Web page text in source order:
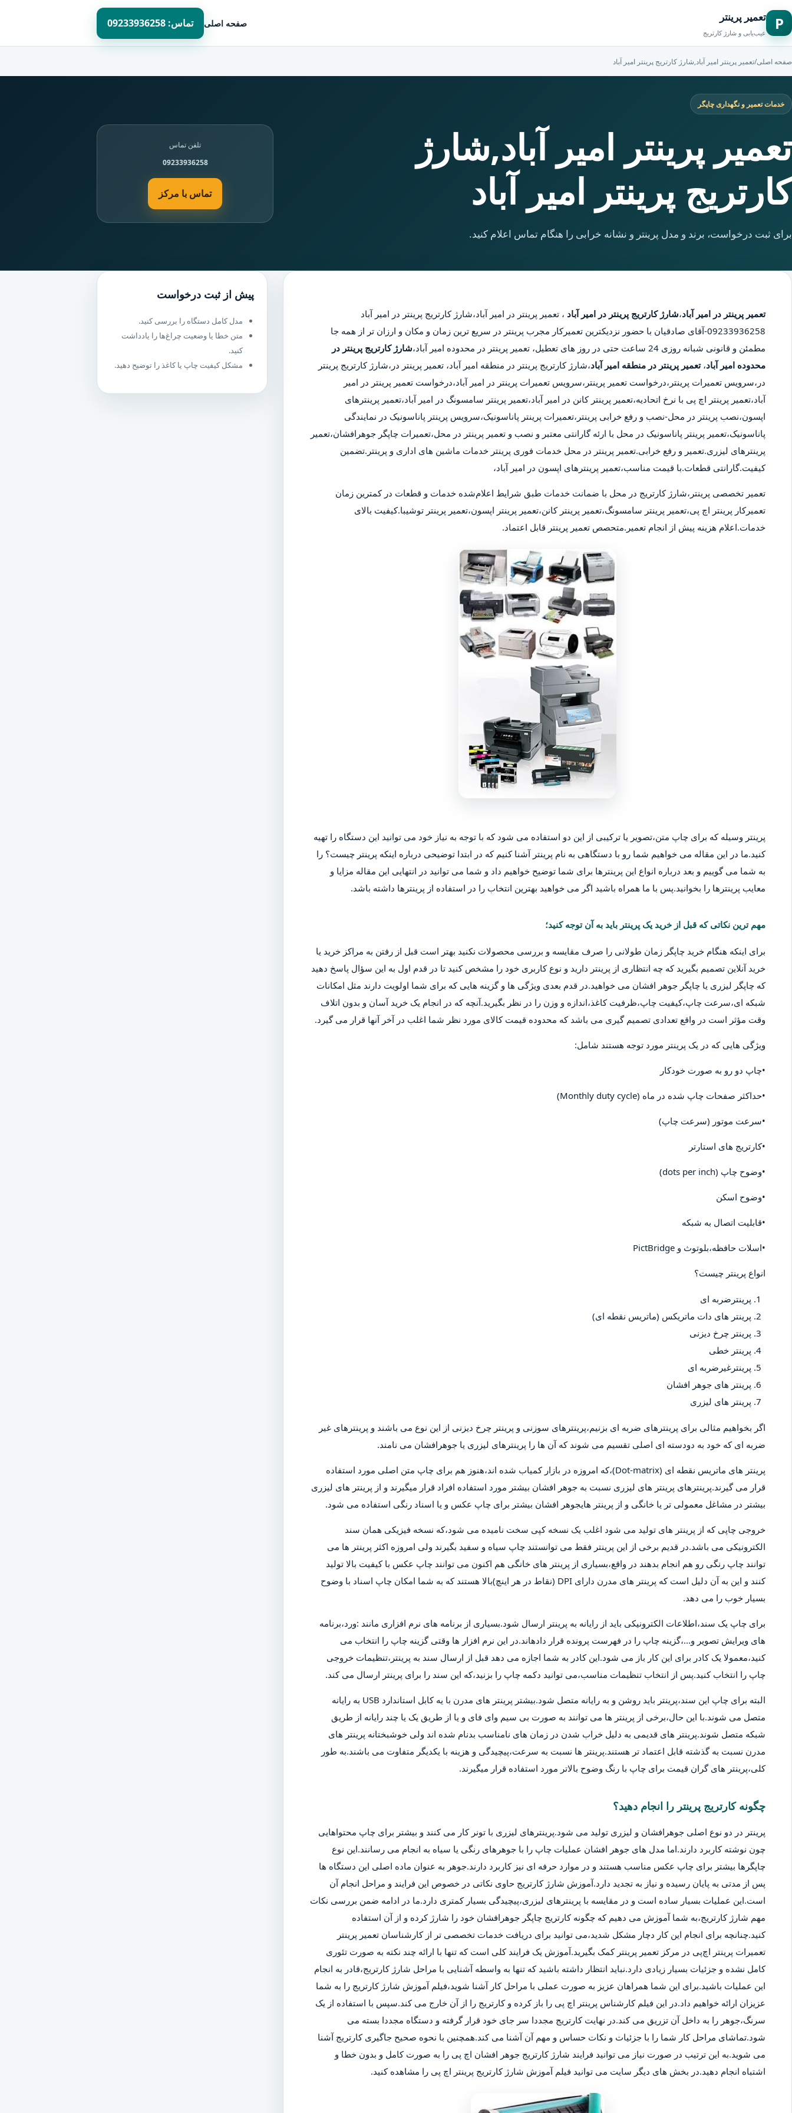
P تعمیر پرینتر
عیب‌یابی و شارژ کارتریج
صفحه اصلی تماس: 09233936258
صفحه اصلی/تعمیر پرینتر امیر آباد,شارژ کارتریج پرینتر امیر آباد
خدمات تعمیر و نگهداری چاپگر
تعمیر پرینتر امیر آباد,شارژ
کارتریج پرینتر امیر آباد
برای ثبت درخواست، برند و مدل پرینتر و نشانه خرابی را هنگام تماس اعلام کنید.
تلفن تماس
09233936258
تماس با مرکز
تعمیر پرینتر در امیر آباد،شارژ کارتریج پرینتر در امیر آباد ، تعمیر پرینتر در امیر آباد،شارژ کارتریج پرینتر در امیر آباد
09233936258-آقای صادقیان با حضور نزدیکترین تعمیرکار مجرب پرینتر در سریع ترین زمان و مکان و ارزان تر از همه جا
مطمئن و قانونی شبانه روزی 24 ساعت حتی در روز های تعطیل، تعمیر پرینتر در محدوده امیر آباد،
شارژ کارتریج پرینتر در
محدوده امیر آباد، تعمیر پرینتر در منطقه امیر آباد،شارژ کارتریج پرینتر در منطقه امیر آباد، تعمیر پرینتر در،شارژ کارتریج پرینتر
در،سرویس تعمیرات پرینتر،درخواست تعمیر پرینتر،سرویس تعمیرات پرینتر در امیر آباد،درخواست تعمیر پرینتر در امیر
آباد،تعمیر پرینتر اچ پی با نرخ اتحادیه،تعمیر پرینتر کانن در امیر آباد،تعمیر پرینتر سامسونگ در امیر آباد،تعمیر پرینترهای
اپسون،نصب پرینتر در محل-نصب و رفع خرابی پرینتر،تعمیرات پرینتر پاناسونیک،سرویس پرینتر پاناسونیک در نمایندگی
پاناسونیک،تعمیر پرینتر پاناسونیک در محل با ارئه گارانتی معتبر و نصب و تعمیر پرینتر در محل،تعمیرات چاپگر جوهرافشان،تعمیر
پرینترهای لیزری.تعمیر و رفع خرابی.تعمیر پرینتر در محل خدمات فوری پرینتر خدمات ماشین های اداری و پرینتر.تضمین
کیفیت.گارانتی قطعات.با قیمت مناسب،تعمیر پرینترهای اپسون در امیر آباد،
تعمیر تخصصی پرینتر،شارژ کارتریج در محل با ضمانت خدمات طبق شرایط اعلام‌شده خدمات و قطعات در کمترین زمان
تعمیرکار پرینتر اچ پی،تعمیر پرینتر سامسونگ،تعمیر پرینتر کانن،تعمیر پرینتر اپسون،تعمیر پرینتر توشیبا.کیفیت بالای
خدمات.اعلام هزینه پیش از انجام تعمیر.متحصص تعمیر پرینتر قابل اعتماد.
پرینتر وسیله که برای چاپ متن،تصویر یا ترکیبی از این دو استفاده می شود که با توجه به نیاز خود می توانید این دستگاه را تهیه
کنید.ما در این مقاله می خواهیم شما رو با دستگاهی به نام پرینتر آشنا کنیم که در ابتدا توضیحی درباره اینکه پرینتر چیست؟ را
به شما می گوییم و بعد درباره انواع این پرینترها برای شما توضیح خواهیم داد و شما می توانید در انتهایی این مقاله مزایا و
معایب پرینترها را بخوانید.پس با ما همراه باشید اگر می خواهید بهترین انتخاب را در استفاده از پرینترها داشته باشد.
مهم ترین نکاتی که قبل از خرید یک پرینتر باید به آن توجه کنید؛
برای اینکه هنگام خرید چاپگر زمان طولانی را صرف مقایسه و بررسی محصولات نکنید بهتر است قبل از رفتن به مراکز خرید یا
خرید آنلاین تصمیم بگیرید که چه انتظاری از پرینتر دارید و نوع کاربری خود را مشخص کنید تا در قدم اول به این سؤال پاسخ دهید
که چاپگر لیزری یا چاپگر جوهر افشان می خواهید.در قدم بعدی ویژگی ها و گزینه هایی که برای شما اولویت دارند مثل امکانات
شبکه ای،سرعت چاپ،کیفیت چاپ،ظرفیت کاغذ،اندازه و وزن را در نظر بگیرید.آنچه که در انجام یک خرید آسان و بدون اتلاف
وقت مؤثر است در واقع تعدادی تصمیم گیری می باشد که محدوده قیمت کالای مورد نظر شما اغلب در آخر آنها قرار می گیرد.
ویژگی هایی که در یک پرینتر مورد توجه هستند شامل:
•چاپ دو رو به صورت خودکار
•حداکثر صفحات چاپ شده در ماه (Monthly duty cycle)
•سرعت موتور (سرعت چاپ)
•کارتریج های استارتر
•وضوح چاپ (dots per inch)
•وضوح اسکن
•قابلیت اتصال به شبکه
•اسلات حافظه،بلوتوث و PictBridge
انواع پرینتر چیست؟
پرینترضربه ای
پرینتر های دات ماتریکس (ماتریس نقطه ای)
پرینتر چرخ دیزنی
پرینتر خطی
پرینترغیرضربه ای
پرینتر های جوهر افشان
پرینتر های لیزری
اگر بخواهیم مثالی برای پرینترهای ضربه ای بزنیم،پرینترهای سوزنی و پرینتر چرخ دیزنی از این نوع می باشند و پرینترهای غیر
ضربه ای که خود به دودسته ای اصلی تقسیم می شوند که آن ها را پرینترهای لیزری یا جوهرافشان می نامند.
پرینتر های ماتریس نقطه ای (Dot-matrix)،که امروزه در بازار کمیاب شده اند،هنوز هم برای چاپ متن اصلی مورد استفاده
قرار می گیرند.پرینترهای پرینتر های لیزری نسبت به جوهر افشان بیشتر مورد استفاده افراد قرار میگیرند و از پرینتر های لیزری
بیشتر در مشاغل معمولی تر یا خانگی و از پرینتر هایجوهر افشان بیشتر برای چاپ عکس و یا اسناد رنگی استفاده می شود.
خروجی چاپی که از پرینتر های تولید می شود اغلب یک نسخه کپی سخت نامیده می شود،که نسخه فیزیکی همان سند
الکترونیکی می باشد.در قدیم برخی از این پرینتر فقط می توانستند چاپ سیاه و سفید بگیرند ولی امروزه اکثر پرینتر ها می
توانند چاپ رنگی رو هم انجام بدهند در واقع،بسیاری از پرینتر های خانگی هم اکنون می توانند چاپ عکس با کیفیت بالا تولید
کنند و این به آن دلیل است که پرینتر های مدرن دارای DPI (نقاط در هر اینچ)بالا هستند که به شما امکان چاپ اسناد با وضوح
بسیار خوب را می دهد.
برای چاپ یک سند،اطلاعات الکترونیکی باید از رایانه به پرینتر ارسال شود.بسیاری از برنامه های نرم افزاری مانند :ورد،برنامه
های ویرایش تصویر و...،گزینه چاپ را در فهرست پرونده قرار دادهاند.در این نرم افزار ها وقتی گزینه چاپ را انتخاب می
کنید،معمولا یک کادر برای این کار باز می شود.این کادر به شما اجازه می دهد قبل از ارسال سند به پرینتر،تنظیمات خروجی
چاپ را انتخاب کنید.پس از انتخاب تنظیمات مناسب،می توانید دکمه چاپ را بزنید،که این سند را برای پرینتر ارسال می کند.
البته برای چاپ این سند،پرینتر باید روشن و به رایانه متصل شود.بیشتر پرینتر های مدرن با یه کابل استاندارد USB به رایانه
متصل می شوند.با این حال،برخی از پرینتر ها می توانند به صورت بی سیم وای فای و یا از طریق یک یا چند رایانه از طریق
شبکه متصل شوند.پرینتر های قدیمی به دلیل خراب شدن در زمان های نامناسب بدنام شده اند ولی خوشبختانه پرینتر های
مدرن نسبت به گذشته قابل اعتماد تر هستند.پرینتر ها نسبت به سرعت،پیچیدگی و هزینه با یکدیگر متفاوت می باشند.به طور
کلی،پرینتر های گران قیمت برای چاپ با رنگ وضوح بالاتر مورد استفاده قرار میگیرند.
چگونه کارتریج پرینتر را انجام دهید؟
پرینتر در دو نوع اصلی جوهرافشان و لیزری تولید می شود.پرینترهای لیزری با تونر کار می کنند و بیشتر برای چاپ محتواهایی
چون نوشته کاربرد دارند.اما مدل های جوهر افشان عملیات چاپ را با جوهرهای رنگی یا سیاه به انجام می رسانند.این نوع
چاپگرها بیشتر برای چاپ عکس مناسب هستند و در موارد حرفه ای نیز کاربرد دارند.جوهر به عنوان ماده اصلی این دستگاه ها
پس از مدتی به پایان رسیده و نیاز به تجدید دارد.آموزش شارژ کارتریج حاوی نکاتی در خصوص این فرایند و مراحل انجام آن
است.این عملیات بسیار ساده است و در مقایسه با پرینترهای لیزری،پیچیدگی بسیار کمتری دارد.ما در ادامه ضمن بررسی نکات
مهم شارژ کارتریج،به شما آموزش می دهیم که چگونه کارتریج چاپگر جوهرافشان خود را شارژ کرده و از آن استفاده
کنید.چنانچه برای انجام این کار دچار مشکل شدید،می توانید برای دریافت خدمات تخصصی تر از کارشناسان تعمیر پرینتر
تعمیرات پرینتر اچ‌پی در مرکز تعمیر پرینتر کمک بگیرید.آموزش یک فرایند کلی است که تنها با ارائه چند نکته به صورت تئوری
کامل نشده و جزئیات بسیار زیادی دارد.نباید انتظار داشته باشید که تنها به واسطه آشنایی با مراحل شارژ کارتریج،قادر به انجام
این عملیات باشید.برای این شما همراهان عزیز به صورت عملی با مراحل کار آشنا شوید،فیلم آموزش شارژ کارتریج را به شما
عزیزان ارائه خواهیم داد.در این فیلم کارشناس پرینتر اچ پی را باز کرده و کارتریج را از آن خارج می کند.سپس با استفاده از یک
سرنگ،جوهر را به داخل آن تزریق می کند.در نهایت کارتریج مجددا سر جای خود قرار گرفته و دستگاه مجددا بسته می
شود.تماشای مراحل کار شما را با جزئیات و نکات حساس و مهم آن آشنا می کند.همچنین با نحوه صحیح جاگیری کارتریج آشنا
می شوید.به این ترتیب در صورت نیاز می توانید فرایند شارژ کارتریج جوهر افشان اچ پی را به صورت کامل و بدون خطا و
اشتباه انجام دهید.در بخش های دیگر سایت می توانید فیلم آموزش شارژ کارتریج پرینتر اچ پی را مشاهده کنید.
پیش از ثبت درخواست
مدل کامل دستگاه را بررسی کنید.
متن خطا یا وضعیت چراغ‌ها را یادداشت
کنید.
مشکل کیفیت چاپ یا کاغذ را توضیح دهید.